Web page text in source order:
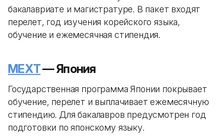
бакалавриате и магистратуре. В пакет входят
перелет, год изучения корейского языка,
обучение и ежемесячная стипендия.
MEXT— Япония
Государственная программа Японии покрывает
обучение, перелет и выплачивает ежемесячную
стипендию. Для бакалавров предусмотрен год
подготовки по японскому языку.